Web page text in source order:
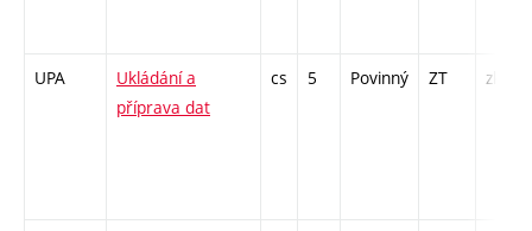
UPA
Ukládání a
příprava dat
cs 5 Povinný ZT zk